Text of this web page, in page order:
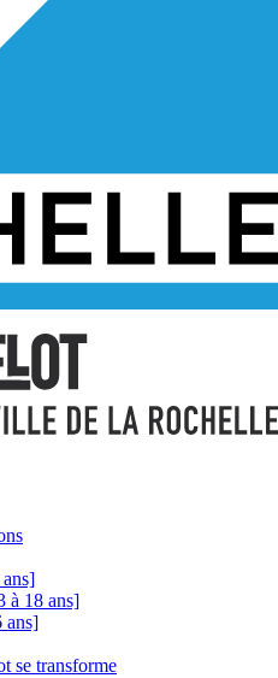
à 18 ans]
ans]
se transforme